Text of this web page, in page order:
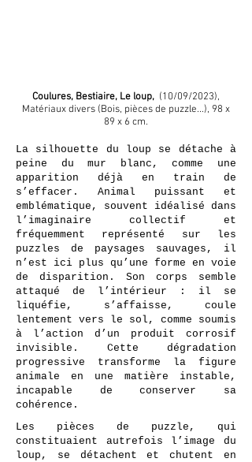
Coulures, Bestiaire, Le loup, (10/09/2023),
Matériaux divers (Bois, pièces de puzzle...), 98 x
89 x 6 cm.
La silhouette du loup se détache à
peine du mur blanc, comme une
apparition déjà en train de
s’effacer. Animal puissant et
emblématique, souvent idéalisé dans
l’imaginaire collectif et
fréquemment représenté sur les
puzzles de paysages sauvages, il
n’est ici plus qu’une forme en voie
de disparition. Son corps semble
attaqué de l’intérieur : il se
liquéfie, s’affaisse, coule
lentement vers le sol, comme soumis
à l’action d’un produit corrosif
invisible. Cette dégradation
progressive transforme la figure
animale en une matière instable,
incapable de conserver sa
cohérence.
Les pièces de puzzle, qui
constituaient autrefois l’image du
loup, se détachent et chutent en